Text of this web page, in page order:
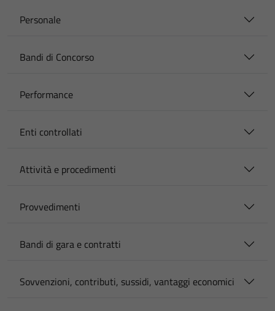
Personale
Bandi di Concorso
Performance
Enti controllati
Attività e procedimenti
Provvedimenti
Bandi di gara e contratti
Sovvenzioni, contributi, sussidi, vantaggi economici